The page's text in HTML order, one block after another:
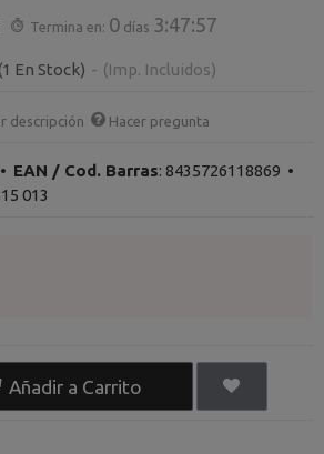
Termina en: 0 días 3:47:56
(1 En Stock) - (Imp. Incluidos)
descripción Hacer pregunta
• EAN / Cod. Barras: 8435726118869 •
013
Añadir a Carrito